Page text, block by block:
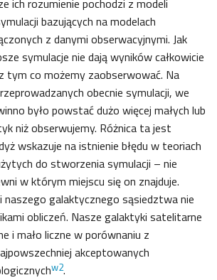
ich rozumienie pochodzi z modeli
bazujących na modelach
z danymi obserwacyjnymi. Jak
symulacje nie dają wyników całkowicie
tym co możemy zaobserwować. Na
obecnie symulacji, we
było powstać dużo więcej małych lub
niż obserwujemy. Różnica ta jest
wskazuje na istnienie błędu w teoriach
do stworzenia symulacji – nie
w którym miejscu się on znajduje.
naszego galaktycznego sąsiedztwa nie
obliczeń. Nasze galaktyki satelitarne
i mało liczne w porównaniu z
akceptowanych
w2.